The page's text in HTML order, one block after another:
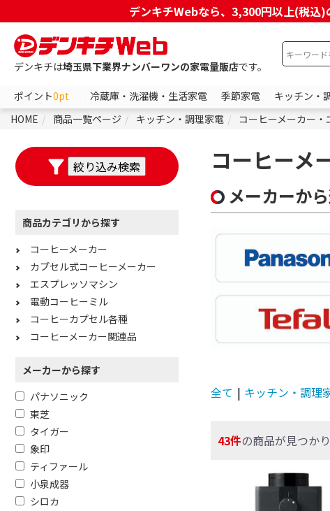
デンキチWebなら、3,300円以上(税込)
デンキチは埼玉県下業界ナンバーワンの家電量販店です。
ポイント0pt 冷蔵庫・洗濯機・生活家電 季節家電 キッチン・
HOME
商品一覧ページ キッチン・調理家電 コーヒーメーカー
コーヒーメ
メーカーか
全て | キッチン・調理
43件の商品が見つか
商品カテゴリから探す
コーヒーメーカー
カプセル式コーヒーメーカー
エスプレッソマシン
電動コーヒーミル
コーヒーカプセル各種
コーヒーメーカー関連品
メーカーから探す
パナソニック
東芝
タイガー
象印
ティファール
小泉成器
シロカ